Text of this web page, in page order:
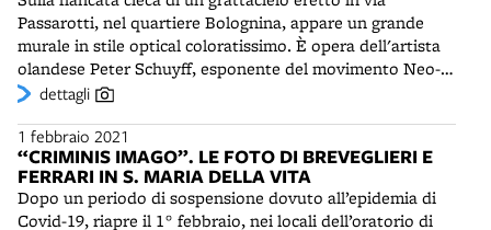
Alberto Buriani, glorie olimpiche come Ondina Valla,
campioni come Sasha Danilovic e Beppe Merlo, atleti di
tutte le discipline praticate nella polisportiva, dalla
ginnastica al basket, dal tennis alla scherma. Nonostante
le limitazioni imposte dall’epidemia di Covid-19, la
mostra, aperta ufficialmente fino al 17 gennaio,
anniversario della nascita della società sportiva, è visitata
da molti appassionati.
Passarotti, nel quartiere Bolognina, appare un grande
murale in stile optical coloratissimo. È opera dell'artista
olandese Peter Schuyff, esponente del movimento Neo-
Geo, da tanti anni residente a New York, dove fu amico,
proprietà dell'edificio, che ne ha affidato la cura a Daniele
Ugolini della galleria Scaramouche di Milano-New York.
Pur essendo imparentata con tanti altri murales presenti
nella periferia bolognese - ad esempio quelli del progetto
dettagli
1 febbraio 2021
“CRIMINIS IMAGO”. LE FOTO DI BREVEGLIERI E
FERRARI IN S. MARIA DELLA VITA
Dopo un periodo di sospensione dovuto all’epidemia di
Covid-19, riapre il 1° febbraio, nei locali dell’oratorio di